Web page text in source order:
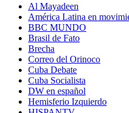
Al Mayadeen
América Latina en
BBC MUNDO
Brasil de Fato
Brecha
Correo del Orinoco
Cuba Debate
Cuba Socialista
DW en español
Hemisferio Izquierdo